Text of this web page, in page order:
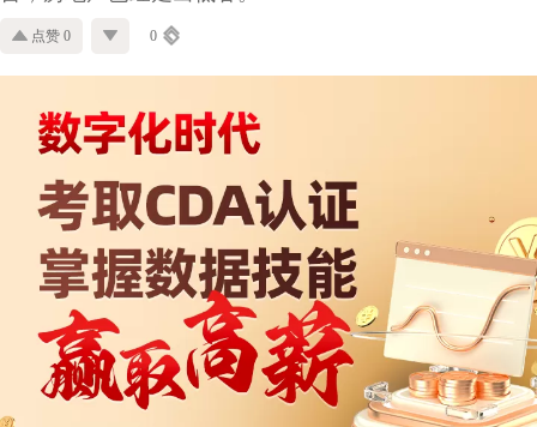
点赞 0 0